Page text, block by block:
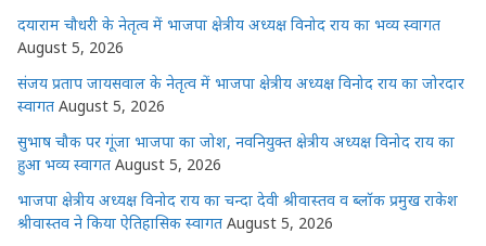
दयाराम चौधरी के नेतृत्व में भाजपा क्षेत्रीय अध्यक्ष विनोद राय का भव्य स्वागत
August 5, 2026
संजय प्रताप जायसवाल के नेतृत्व में भाजपा क्षेत्रीय अध्यक्ष विनोद राय का जोरदार
स्वागत August 5, 2026
सुभाष चौक पर गूंजा भाजपा का जोश, नवनियुक्त क्षेत्रीय अध्यक्ष विनोद राय का
हुआ भव्य स्वागत August 5, 2026
भाजपा क्षेत्रीय अध्यक्ष विनोद राय का चन्दा देवी श्रीवास्तव व ब्लॉक प्रमुख राकेश
श्रीवास्तव ने किया ऐतिहासिक स्वागत August 5, 2026